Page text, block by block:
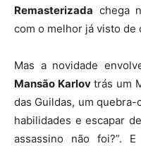
Remasterizada chega
com o melhor já visto de
Mas a novidade
Mansão Karlovtrás um
das Guildas, um
habilidades e escapar
assassino não foi?”.